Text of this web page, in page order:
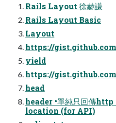
Rails Layout 徐赫謙
Rails Layout Basic
Layout
https://
yield
https://
head
header •單純只回傳http
location (for API)